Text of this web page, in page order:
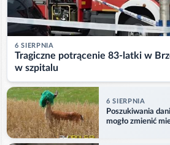
6 SIERPNIA
Tragiczne potrącenie 83-latki w
w szpitalu
6 SIERPNIA
Poszukiwania
mogło zmienić